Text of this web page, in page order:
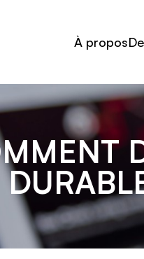
À propos